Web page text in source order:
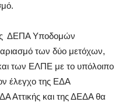
ΔΕΠΑ Υποδομών
των δύο μετόχων,
των ΕΛΠΕ με το υπόλοιπο
έλεγχο της ΕΔΑ
Αττικής και της ΔΕΔΑ θα